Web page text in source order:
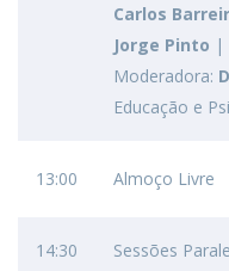
Carlos
Jorge Pinto |
Moderadora:
Educação e
13:00 Almoço Livre
14:30 Sessões